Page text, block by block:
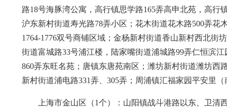
路18号海豚湾公寓，高行镇思学路165弄高申北苑，高
沪东新村街道寿光路78弄小区；花木街道花木路500弄花
1764-1776双号商铺区域；金杨新村街道香山新村西北街
街道富城路33号浦江楼，陆家嘴街道浦城路99弄仁恒滨
860弄东旺名苑；唐镇东唐苑南区；潍坊新村街道潍坊
新村街道浦电路331弄、305弄；周浦镇汇福家园平安里
上海市金山区（1个）：山阳镇战斗港路以东、卫